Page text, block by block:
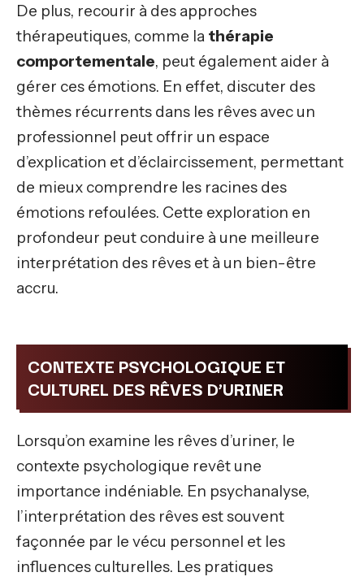
De plus, recourir à des approches
thérapeutiques, comme la thérapie
comportementale, peut également aider à
gérer ces émotions. En effet, discuter des
thèmes récurrents dans les rêves avec un
professionnel peut offrir un espace
d’explication et d’éclaircissement, permettant
de mieux comprendre les racines des
émotions refoulées. Cette exploration en
profondeur peut conduire à une meilleure
interprétation des rêves et à un bien-être
accru.
CONTEXTE PSYCHOLOGIQUE ET
CULTUREL DES RÊVES D’URINER
Lorsqu’on examine les rêves d’uriner, le
contexte psychologique revêt une
importance indéniable. En psychanalyse,
l’interprétation des rêves est souvent
façonnée par le vécu personnel et les
influences culturelles. Les pratiques